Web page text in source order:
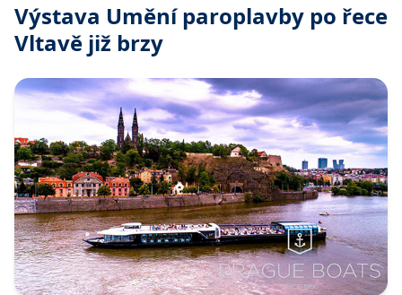
Výstava Umění paroplavby po řece
Vltavě již brzy